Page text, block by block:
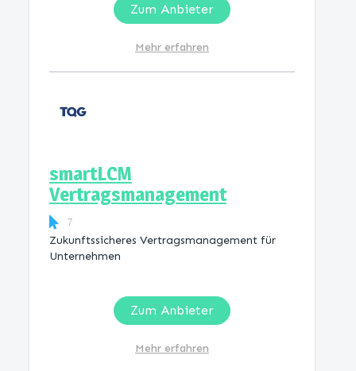
Zum Anbieter
Mehr erfahren
smartLCM
Vertragsmanagement
7
Zukunftssicheres Vertragsmanagement für
Unternehmen
Zum Anbieter
Mehr erfahren